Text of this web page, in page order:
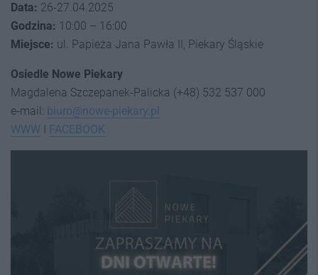
Data: 26-27.04.2025
Godzina: 10:00 – 16:00
Miejsce: ul. Papieża Jana Pawła II, Piekary Śląskie
Osiedle Nowe Piekary
Magdalena Szczepanek-Palicka (+48) 532 537 000
e-mail: biuro@nowe-piekary.pl
WWW I FACEBOOK